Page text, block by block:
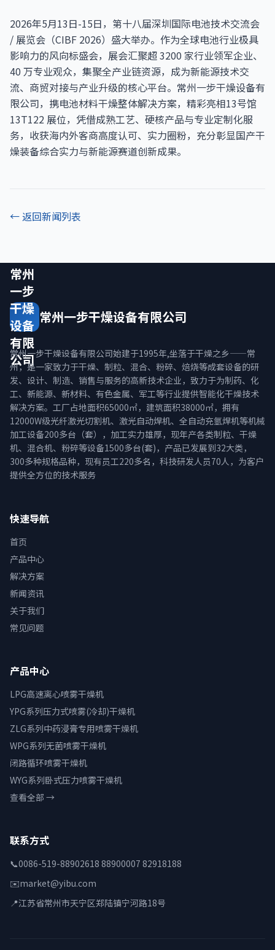
2026年5月13日-15日，第十八届深圳国际电池技术交流会
/ 展览会（CIBF 2026）盛大举办。作为全球电池行业极具
影响力的风向标盛会，展会汇聚超 3200 家行业领军企业、
40 万专业观众，集聚全产业链资源，成为新能源技术交
流、商贸对接与产业升级的核心平台。常州一步干燥设备有
限公司，携电池材料干燥整体解决方案，精彩亮相13号馆
13T122 展位，凭借成熟工艺、硬核产品与专业定制化服
务，收获海内外客商高度认可、实力圈粉，充分彰显国产干
燥装备综合实力与新能源赛道创新成果。
← 返回新闻列表
常州
一步
干燥
设备
有限
公司
常州一步干燥设备有限公司
常州一步干燥设备有限公司始建于1995年,坐落于干燥之乡——常
州，是一家致力于干燥、制粒、混合、粉碎、焙烧等成套设备的研
发、设计、制造、销售与服务的高新技术企业，致力于为制药、化
工、新能源、新材料、有色金属、军工等行业提供智能化干燥技术
解决方案。工厂占地面积65000㎡，建筑面积38000㎡，拥有
12000W级光纤激光切割机、激光自动焊机、全自动充氩焊机等机械
加工设备200多台（套），加工实力雄厚，现年产各类制粒、干燥
机、混合机、粉碎等设备1500多台(套)，产品已发展到32大类，
300多种规格品种，现有员工220多名，科技研发人员70人，为客户
提供全方位的技术服务
快速导航
首页
产品中心
解决方案
新闻资讯
关于我们
常见问题
产品中心
LPG高速离心喷雾干燥机
YPG系列压力式喷雾(冷却)干燥机
ZLG系列中药浸膏专用喷雾干燥机
WPG系列无菌喷雾干燥机
闭路循环喷雾干燥机
WYG系列卧式压力喷雾干燥机
查看全部 →
联系方式
📞0086-519-88902618 88900007 82918188
✉️market@yibu.com
📍江苏省常州市天宁区郑陆镇宁河路18号